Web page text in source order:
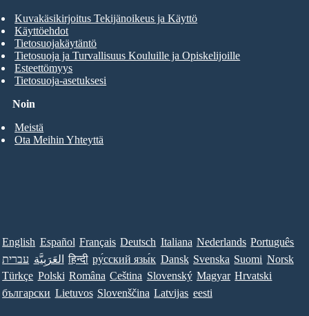
Noin
Meistä
Ota Meihin Yhteyttä
Kuvakäsikirjoitus Tekijänoikeus ja Käyttö
Käyttöehdot
Tietosuojakäytäntö
Tietosuoja ja Turvallisuus Kouluille ja Opiskelijoille
Esteettömyys
Tietosuoja-asetuksesi
English Español Français Deutsch Italiana Nederlands Português
עברית العَرَبِيَّة हिन्दी ру́сский язы́к Dansk Svenska Suomi Norsk
Türkçe Polski Româna Ceština Slovenský Magyar Hrvatski
български Lietuvos Slovenščina Latvijas eesti